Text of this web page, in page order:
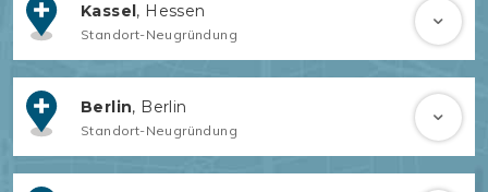
Kassel, Hessen
Standort-Neugründung
Berlin, Berlin
Standort-Neugründung